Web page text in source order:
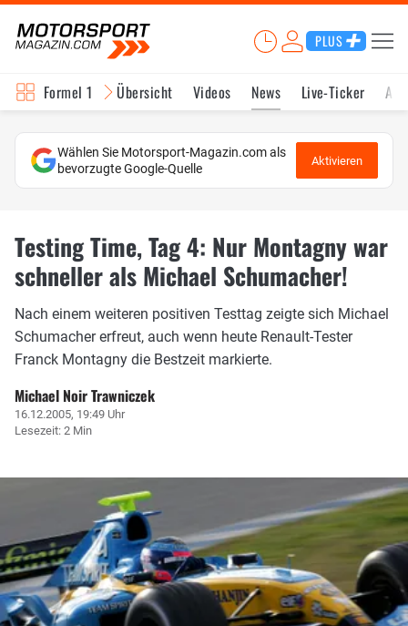
PLUS
Formel 1 Übersicht Videos News Live-Ticker
Wählen Sie Motorsport-Magazin.com als
bevorzugte Google-Quelle
Aktivieren
Testing Time, Tag 4: Nur Montagny war
schneller als Michael Schumacher!
Nach einem weiteren positiven Testtag zeigte sich Michael
Schumacher erfreut, auch wenn heute Renault-Tester
Franck Montagny die Bestzeit markierte.
Michael Noir Trawniczek
16.12.2005, 19:49 Uhr
Lesezeit: 2 Min